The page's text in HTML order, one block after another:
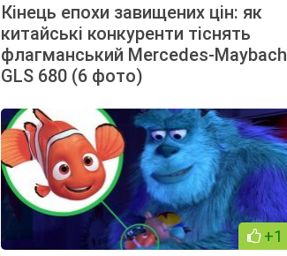
Кінець епохи завищених цін: як
китайські конкуренти тіснять
флагманський Mercedes-Maybach
GLS 680 (6 фото)
+1